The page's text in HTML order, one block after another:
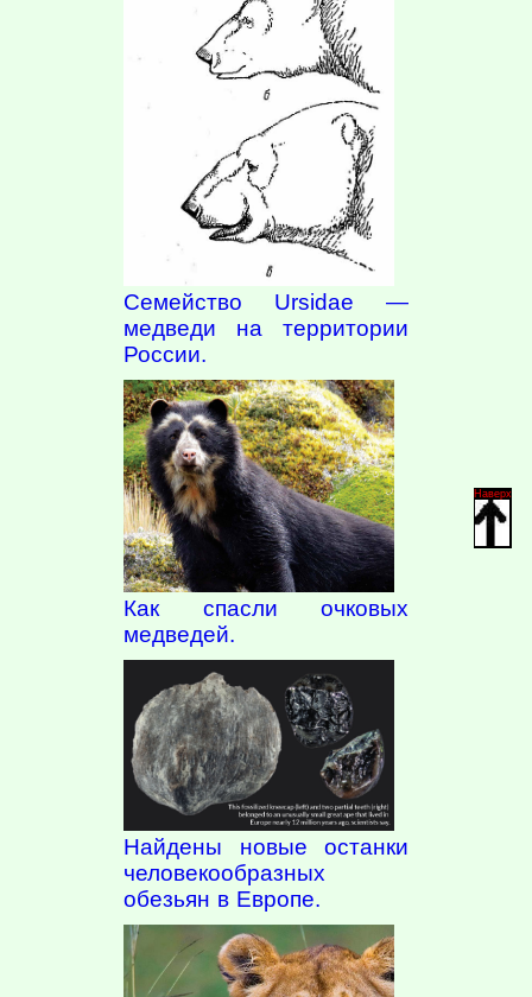
Семейство Ursidae —
медведи на территории
России.
Как спасли очковых
медведей.
Найдены новые останки
человекообразных
обезьян в Европе.
Наверх